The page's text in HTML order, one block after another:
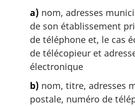
a) nom, adresses
de son établissement
de téléphone et, le cas
de télécopieur et
électronique
b) nom, titre, adresses
postale, numéro de